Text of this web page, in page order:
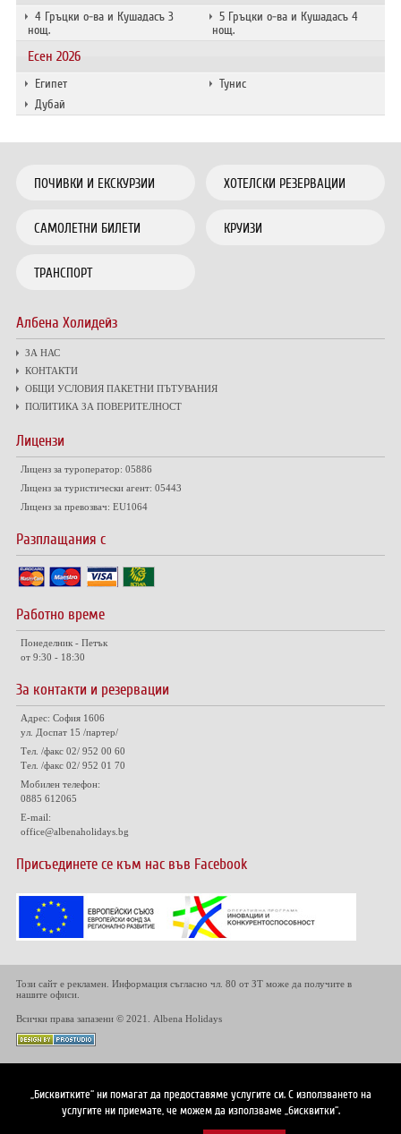
4 Гръцки о-ва и Кушадасъ 3
нощ.
5 Гръцки о-ва и Кушадасъ 4
нощ.
Есен 2026
Египет
Тунис
Дубай
ПОЧИВКИ И ЕКСКУРЗИИ ХОТЕЛСКИ РЕЗЕРВАЦИИ
САМОЛЕТНИ БИЛЕТИ КРУИЗИ
ТРАНСПОРТ
Албена Холидейз
ЗА НАС
КОНТАКТИ
ОБЩИ УСЛОВИЯ ПАКЕТНИ ПЪТУВАНИЯ
ПОЛИТИКА ЗА ПОВЕРИТЕЛНОСТ
Лицензи
Лиценз за туроператор: 05886
Лиценз за туристически агент: 05443
Лиценз за превозвач: EU1064
Разплащания с
Работно време
Понеделник - Петък
от 9:30 - 18:30
За контакти и резервации
Адрес: София 1606
ул. Доспат 15 /партер/
Тел. /факс 02/ 952 00 60
Тел. /факс 02/ 952 01 70
Мобилен телефон:
0885 612065
E-mail:
office@albenaholidays.bg
Присъединете се към нас във Facebook
Този сайт е рекламен. Информация съгласно чл. 80 от ЗТ може да получите в
нашите офиси.
Всички права запазени © 2021. Albena Holidays
„Бисквитките“ ни помагат да предоставяме услугите си. С използването на
услугите ни приемате, че можем да използваме „бисквитки“.